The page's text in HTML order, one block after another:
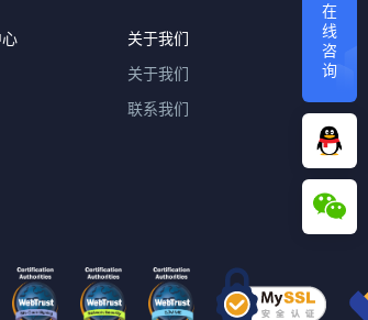
在
线
咨
询
关于我们
关于我们
联系我们